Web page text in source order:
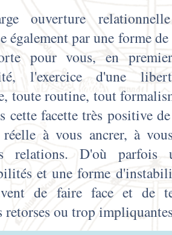
ouverture
également par une forme
pour vous, en
l'exercice d'une
toute routine, tout
cette facette très positive
à vous ancrer, à
relations. D'où parfois
et une forme
de faire face et de
retorses ou trop